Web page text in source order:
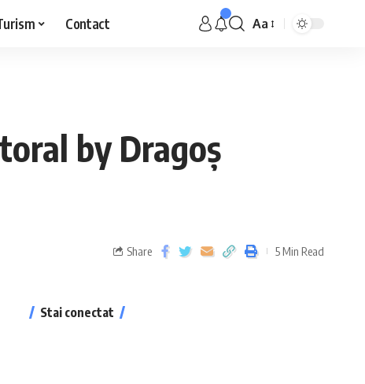
Contact Aa
by Dragoș
Share 5 Min Read
Stai conectat